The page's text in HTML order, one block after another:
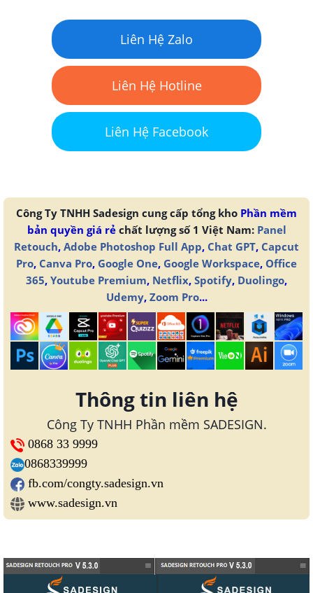
Liên Hệ Zalo
Liên Hệ Hotline
Liên Hệ Facebook
Công Ty TNHH Sadesign cung cấp tổng kho Phần mềm
bản quyền giá rẻchất lượng số 1 Việt Nam: Panel
Retouch, Adobe Photoshop Full App, Chat GPT, Capcut
Pro, Canva Pro, Google One, Google Workspace, Office
365, Youtube Premium, Netflix, Spotify, Duolingo,
Udemy, Zoom Pro...
Thông tin liên hệ
Công Ty TNHH Phần mềm SADESIGN.
0868 33 9999
0868339999
fb.com/congty.sadesign.vn
www.sadesign.vn